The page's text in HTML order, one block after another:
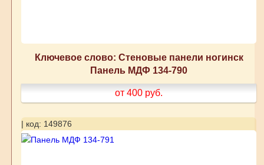
Ключевое слово: Стеновые панели ногинск
Панель МДФ 134-790
от 400 руб.
| код: 149876